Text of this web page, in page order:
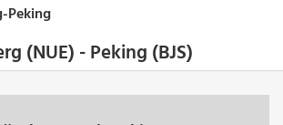
(NUE) - Peking (BJS)